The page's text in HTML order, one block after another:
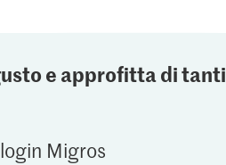
e approfitta di tanti
Migros